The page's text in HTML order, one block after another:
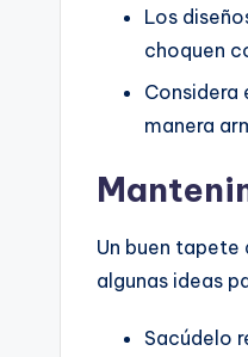
Los
choquen
Considera
manera
Un buen
algunas ideas
Sacúdelo